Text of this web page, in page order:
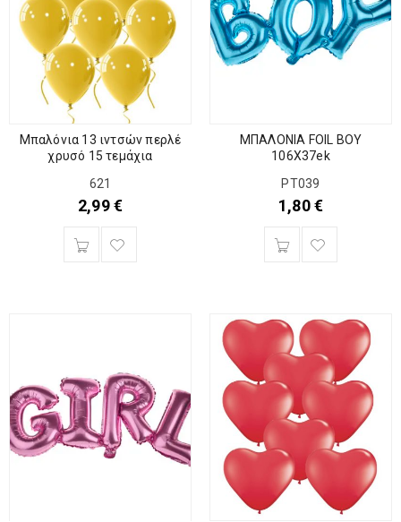
Μπαλόνια 13 ιντσών περλέ
χρυσό 15 τεμάχια
621
2,99€
ΜΠΑΛΟΝΙΑ FOIL BOY
106X37ek
ΡΤ039
1,80€